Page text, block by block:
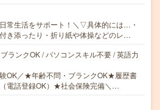
常生活をサポート！＼▽具体的には…・
き添ったり・折り紙や体操などのレ…
ランクOK / パソコンスキル不要 / 英語力
OK／★年齢不問・ブランクOK★履歴書
電話登録OK）★社会保険完備＼…